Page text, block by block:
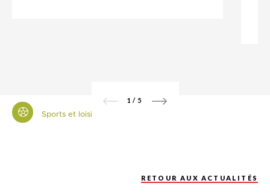
1/ 5
Sports et loisirs
RETOUR AUX ACTUALITÉS